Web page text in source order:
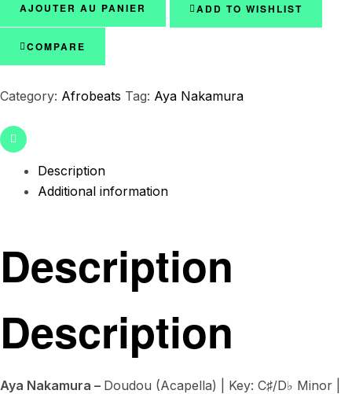
AJOUTER AU PANIER ADD TO WISHLIST
COMPARE
Category: Afrobeats Tag: Aya Nakamura
Email
Description
Additional information
Description
Description
Aya Nakamura – Doudou (Acapella) | Key: C♯/D♭ Minor |